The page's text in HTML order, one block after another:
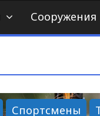
Сооружения
Спортсмены